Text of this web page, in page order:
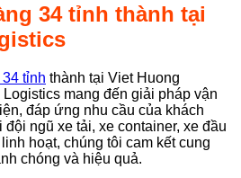
34 tỉnh thành tại
tỉnh thành tại Viet Huong
mang đến giải pháp vận
đáp ứng nhu cầu của khách
ngũ xe tải, xe container, xe đầu
hoạt, chúng tôi cam kết cung
chóng và hiệu quả.